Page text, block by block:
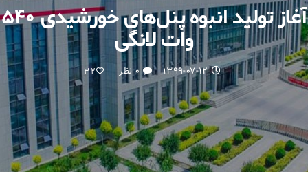
آغاز تولید انبوه پنل‌های خورشیدی ۵۴۰
وات لانگی
۱۳۹۹-۰۷-۱۲ ۰ نظر 32